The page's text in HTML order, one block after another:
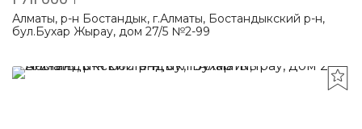
Алматы, р-н Бостандык, г.Алматы, Бостандыкский р-н,
бул.Бухар Жырау, дом 27/5 №2-99